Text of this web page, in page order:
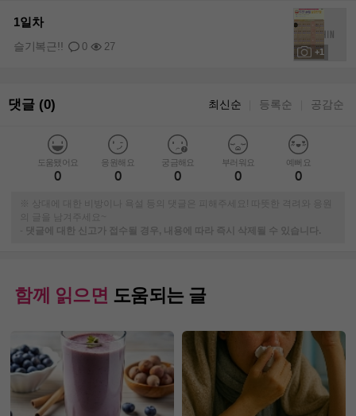
+1
1일차
0 27
슬기복근!!
댓글 (0) 최신순 등록순 공감순
도움됐어요
0
응원해요
0
궁금해요
0
부러워요
0
예뻐요
0
※ 상대에 대한 비방이나 욕설 등의 댓글은 피해주세요! 따뜻한 격려와 응원
의 글을 남겨주세요~
-
댓글에 대한 신고가 접수될 경우, 내용에 따라 즉시 삭제될 수 있습니다.
함께 읽으면 도움되는 글